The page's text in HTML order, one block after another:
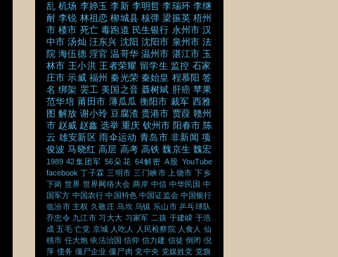
乱 机场 李婷玉 李新 李明哲 李瑞环 李继
耐 李锐 林祖恋 柳城县 核弹 梁振英 梧州
市 楼市 死亡 毒跑道 民生银行 永州市 汉
中市 汤灿 汪东兴 沈阳 沈阳市 泉州市 法
院 海伍德 淫官 温哥华 温州市 湛江市 玉
林市 王小洪 王者荣耀 留学生 监控 石家
庄市 示威 福州 秦光荣 秦始皇 程慕阳 签
名 绑架 罢工 美国之音 聂树斌 肝癌 苹果
范华培 莆田市 薄瓜瓜 衡阳市 裁军 西雅
图 解放 谢小玲 豆腐渣 贵港市 贾葭 赣州
市 赵威 赵鑫 选举 重庆 钦州市 阳春市 陈
云 雄安新区 雨伞运动 青岛市 非新闻 项
俊波 马晓红 高层 高考 高铁 魏京生 魏宏
1989 42集团军 56朵花 64解密 A股 YouTube
facebook 丁子霖 三明市 三门峡市 上饶市 下乡
下岗 世界 世界网络大会 两岸 中信 中华民国 中
国军方 中国农行 中国特色 中国证监会 中国银行
临汾市 主权 久敬庄 乌坎 乌镇 乐山市 乒乓球队
乔忠令 九江市 习大大 习家军 二孩 于建嵘 于浩
成 五毛 亡党 京城 人吃人 人民检察院 人食人 仙
桃市 任大炮 依法治国 信仰 信力建 信徒 倒闭 倪
萍 债务 僵尸企业 僵尸肉 党中央 党媒姓党 党旗